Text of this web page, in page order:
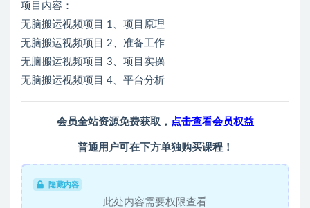
项目内容：
无脑搬运视频项目 1、项目原理
无脑搬运视频项目 2、准备工作
无脑搬运视频项目 3、项目实操
无脑搬运视频项目 4、平台分析
会员全站资源免费获取， 点击查看会员权益
普通用户可在下方单独购买课程！
隐藏内容
此处内容需要权限查看